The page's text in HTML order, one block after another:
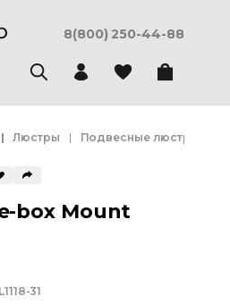
8(800) 250-44-88
Люстры Подвесные люстры
box Mount
L1118-31